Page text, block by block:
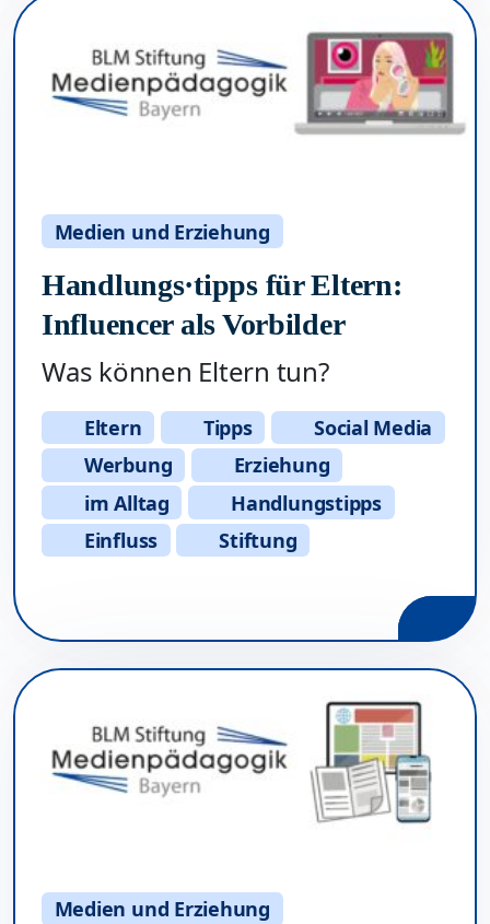
Medien und Erziehung
Handlungs·tipps für Eltern:
Influencer als Vorbilder
Was können Eltern tun?
Eltern Tipps
Social Media
Werbung
Erziehung
im Alltag
Handlungstipps
Einfluss
Stiftung
Medien und Erziehung